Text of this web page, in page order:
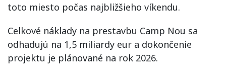
toto miesto počas najbližšieho víkendu.
Celkové náklady na prestavbu Camp Nou sa
odhadujú na 1,5 miliardy eur a dokončenie
projektu je plánované na rok 2026.